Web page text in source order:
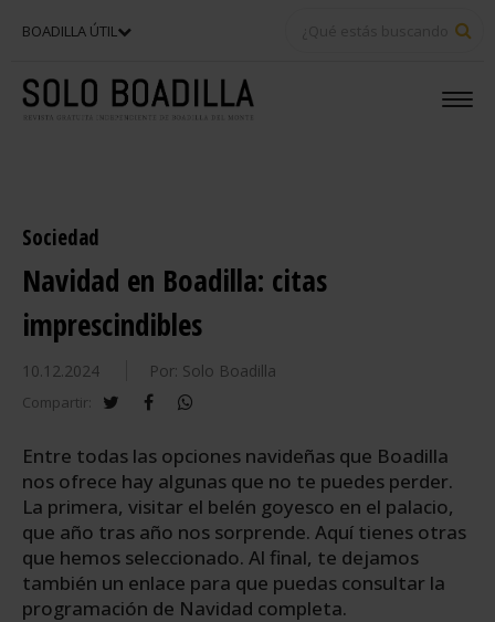
BOADILLA ÚTIL
Sociedad
Navidad en Boadilla: citas
imprescindibles
10.12.2024 Por: Solo Boadilla
Compartir: twitterfacebook
Entre todas las opciones navideñas que Boadilla
nos ofrece hay algunas que no te puedes perder.
La primera, visitar el belén goyesco en el palacio,
que año tras año nos sorprende. Aquí tienes otras
que hemos seleccionado. Al final, te dejamos
también un enlace para que puedas consultar la
programación de Navidad completa.